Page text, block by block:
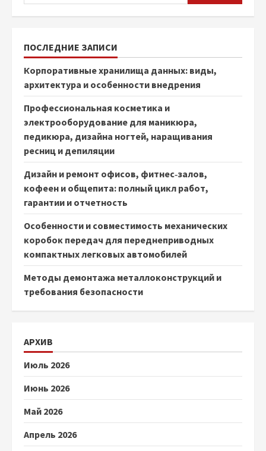
ПОСЛЕДНИЕ ЗАПИСИ
Корпоративные хранилища данных: виды,
архитектура и особенности внедрения
Профессиональная косметика и
электрооборудование для маникюра,
педикюра, дизайна ногтей, наращивания
ресниц и депиляции
Дизайн и ремонт офисов, фитнес‑залов,
кофеен и общепита: полный цикл работ,
гарантии и отчетность
Особенности и совместимость механических
коробок передач для переднеприводных
компактных легковых автомобилей
Методы демонтажа металлоконструкций и
требования безопасности
АРХИВ
Июль 2026
Июнь 2026
Май 2026
Апрель 2026